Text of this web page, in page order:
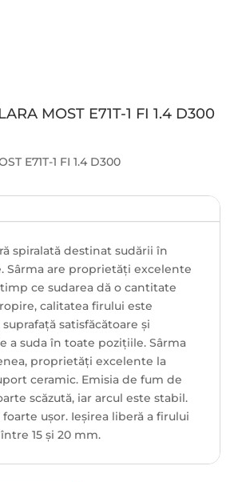
MOST E71T-1 FI 1.4 D300
E71T-1 FI 1.4 D300
spiralată destinat sudării în
Sârma are proprietăți excelente
ce sudarea dă o cantitate
calitatea firului este
satisfăcătoare și
a suda în toate pozițiile. Sârma
proprietăți excelente la
ceramic. Emisia de fum de
scăzută, iar arcul este stabil.
foarte ușor. Ieșirea liberă a firului
15 și 20 mm.